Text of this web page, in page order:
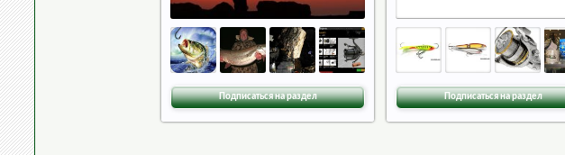
Подписаться на раздел Подписаться на раздел